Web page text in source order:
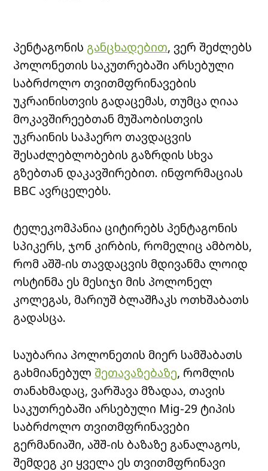
პენტაგონის განცხადებით, ვერ შეძლებს
პოლონეთის საკუთრებაში არსებული
საბრძოლო თვითმფრინავების
უკრაინისთვის გადაცემას, თუმცა ღიაა
მოკავშირეებთან მუშაობისთვის
უკრაინის საჰაერო თავდაცვის
შესაძლებლობების გაზრდის სხვა
გზებთან დაკავშირებით. ინფორმაციას
BBC ავრცელებს.
ტელეკომპანია ციტირებს პენტაგონის
სპიკერს, ჯონ კირბის, რომელიც ამბობს,
რომ აშშ-ის თავდაცვის მდივანმა ლოიდ
ოსტინმა ეს მესიჯი მის პოლონელ
კოლეგას, მარიუშ ბლაშჩაკს ოთხშაბათს
გადასცა.
საუბარია პოლონეთის მიერ სამშაბათს
გახმიანებულშეთავაზებაზე, რომლის
თანახმადაც, ვარშავა მზადაა, თავის
საკუთრებაში არსებული Mig-29 ტიპის
საბრძოლო თვითმფრინავები
გერმანიაში, აშშ-ის ბაზაზე განალაგოს,
შემდეგ კი ყველა ეს თვითმფრინავი